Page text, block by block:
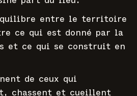
entre le territoire
ce qui est donné par la
et ce qui se construit en
de ceux qui
chassent et cueillent